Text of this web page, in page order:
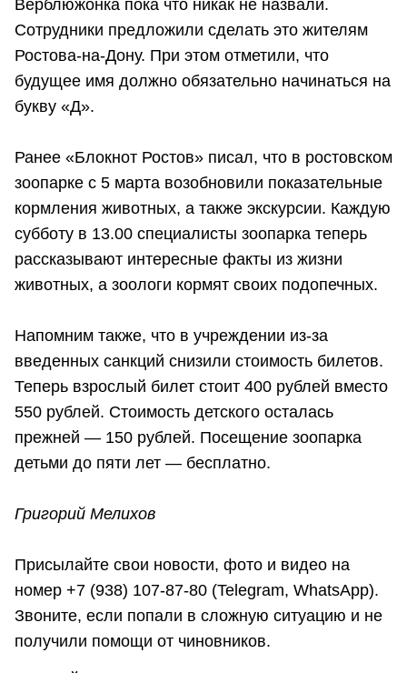
Верблюжонка пока что никак не назвали.
Сотрудники предложили сделать это жителям
Ростова-на-Дону. При этом отметили, что
будущее имя должно обязательно начинаться на
букву «Д».
Ранее «Блокнот Ростов» писал, что в ростовском
зоопарке с 5 марта возобновили показательные
кормления животных, а также экскурсии. Каждую
субботу в 13.00 специалисты зоопарка теперь
рассказывают интересные факты из жизни
животных, а зоологи кормят своих подопечных.
Напомним также, что в учреждении из-за
введенных санкций снизили стоимость билетов.
Теперь взрослый билет стоит 400 рублей вместо
550 рублей. Стоимость детского осталась
прежней — 150 рублей. Посещение зоопарка
детьми до пяти лет — бесплатно.
Григорий Мелихов
Присылайте свои новости, фото и видео на
номер +7 (938) 107-87-80 (Telegram, WhatsApp).
Звоните, если попали в сложную ситуацию и не
получили помощи от чиновников.